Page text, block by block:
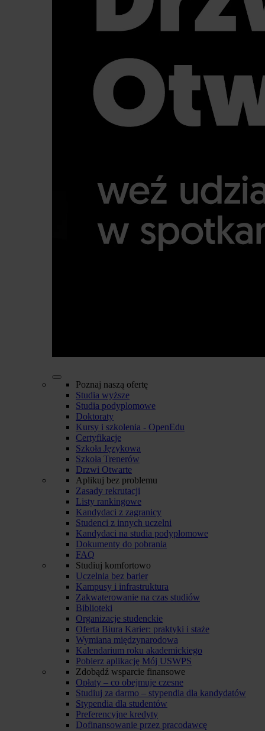
Poznaj naszą ofertę
Studia wyższe
Studia podyplomowe
Doktoraty
Kursy i szkolenia - OpenEdu
Certyfikacje
Szkoła Językowa
Szkoła Trenerów
Drzwi Otwarte
Aplikuj bez problemu
Zasady rekrutacji
Listy rankingowe
Kandydaci z zagranicy
Studenci z innych uczelni
Kandydaci na studia podyplomowe
Dokumenty do pobrania
FAQ
Studiuj komfortowo
Uczelnia bez barier
Kampusy i infrastruktura
Zakwaterowanie na czas studiów
Biblioteki
Organizacje studenckie
Oferta Biura Karier: praktyki i staże
Wymiana międzynarodowa
Kalendarium roku akademickiego
Pobierz aplikację Mój USWPS
Zdobądź wsparcie finansowe
Opłaty – co obejmuje czesne
Studiuj za darmo – stypendia dla kandydatów
Stypendia dla studentów
Preferencyjne kredyty
Dofinansowanie przez pracodawcę